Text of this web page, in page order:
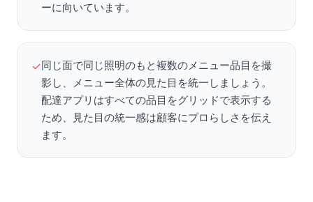
ーに向いています。
✓同じ面で同じ照明のもと複数のメニュー品目を撮
影し、メニュー全体の見た目を統一しましょう。
配達アプリはすべての品目をグリッドで表示する
ため、見た目の統一感は顧客にプロらしさを伝え
ます。